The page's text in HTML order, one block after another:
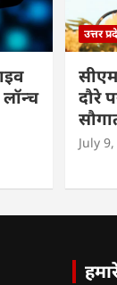
उत्तर
दौरे
July